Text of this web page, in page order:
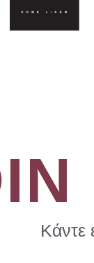
Κάντε